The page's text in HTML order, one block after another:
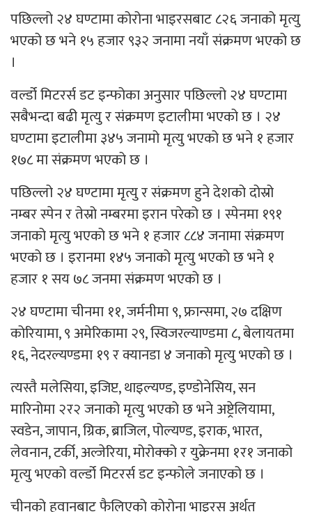
पछिल्लो २४ घण्टामा कोरोना भाइरसबाट ८२६ जनाको मृत्यु
भएको छ भने १५ हजार ९३२ जनामा नयाँ संक्रमण भएको छ
।
वर्ल्डो मिटरर्स डट इन्फोका अनुसार पछिल्लो २४ घण्टामा
सबैभन्दा बढी मृत्यु र संक्रमण इटालीमा भएको छ । २४
घण्टामा इटालीमा ३४५ जनामो मृत्यु भएको छ भने १ हजार
१७८ मा संक्रमण भएको छ ।
पछिल्लो २४ घण्टामा मृत्यु र संक्रमण हुने देशको दोस्रो
नम्बर स्पेन र तेस्रो नम्बरमा इरान परेको छ । स्पेनमा १९१
जनाको मृत्यु भएको छ भने १ हजार ८८४ जनामा संक्रमण
भएको छ । इरानमा १४५ जनाको मृत्यु भएको छ भने १
हजार १ सय ७८ जनमा संक्रमण भएको छ ।
२४ घण्टामा चीनमा ११, जर्मनीमा ९, फ्रान्समा, २७ दक्षिण
कोरियामा, ९ अमेरिकामा २९, स्विजरल्याण्डमा ८, बेलायतमा
१६, नेदरल्यण्डमा १९ र क्यानडा ४ जनाको मृत्यु भएको छ ।
त्यस्तै मलेसिया, इजिप्ट, थाइल्यण्ड, इण्डोनेसिय, सन
मारिनोमा २र२ जनाको मृत्यु भएको छ भने अष्ट्रेलियामा,
स्वडेन, जापान, ग्रिक, ब्राजिल, पोल्यण्ड, इराक, भारत,
लेवनान, टर्की, अल्जेरिया, मोरोक्को र युक्रेनमा १र१ जनाको
मृत्यु भएको वर्ल्डो मिटरर्स डट इन्फोले जनाएको छ ।
चीनको हुवानबाट फैलिएको कोरोना भाइरस अर्थत्